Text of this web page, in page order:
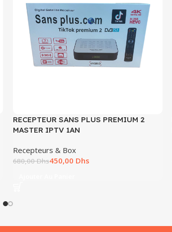
RECEPTEUR SANS PLUS PREMIUM 2
MASTER IPTV 1AN
Recepteurs & Box
680,00Dhs450,00 Dhs